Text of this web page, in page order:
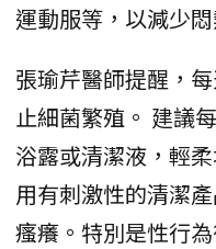
運動服等，以減少
張瑜芹醫師提醒，
止細菌繁殖。 建議
浴露或清潔液，輕
用有刺激性的清潔
瘙癢。特別是性行